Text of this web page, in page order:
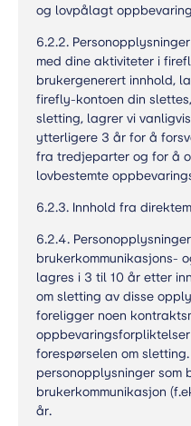
og lovpålagt
6.2.2.
med dine aktiviteter i
brukergenerert innhold,
firefly-kontoen din
sletting, lagrer vi
ytterligere 3 år for å
fra tredjeparter og for å
lovbestemte
6.2.3. Innhold fra
6.2.4.
brukerkommunikasjons-
lagres i 3 til 10 år etter
om sletting av disse
foreligger noen
forespørselen om
personopplysninger som
brukerkommunikasjon
år.